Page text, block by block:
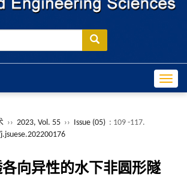
›› 2023, Vol. 55 ›› Issue (05) : 109 -117.
向异性的水下非圆形隧